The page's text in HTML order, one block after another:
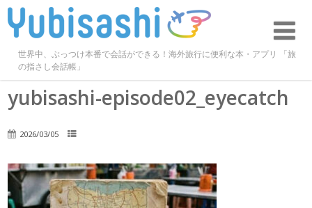
世界中、ぶっつけ本番で会話ができる！海外旅行に便利な本・アプリ 「旅
の指さし会話帳」
yubisashi-episode02_eyecatch
2026/03/05